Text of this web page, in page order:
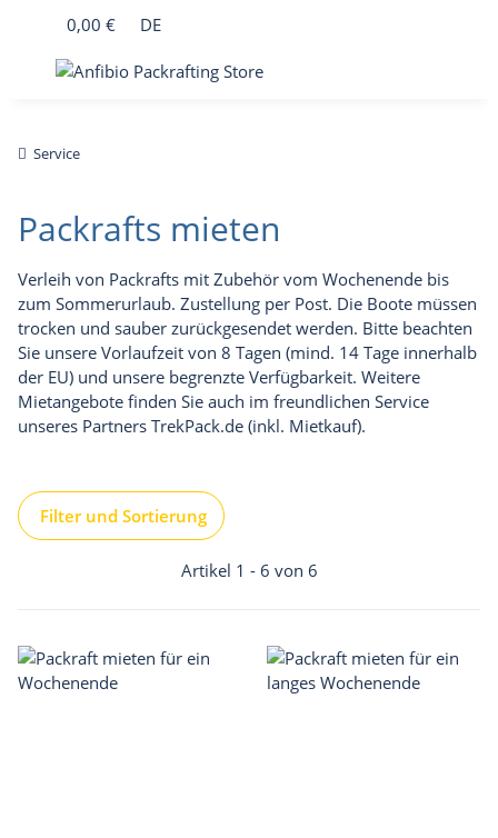
0,00 € DE
Service
Packrafts mieten
Verleih von Packrafts mit Zubehör vom Wochenende bis
zum Sommerurlaub. Zustellung per Post. Die Boote müssen
trocken und sauber zurückgesendet werden. Bitte beachten
Sie unsere Vorlaufzeit von 8 Tagen (mind. 14 Tage innerhalb
der EU) und unsere begrenzte Verfügbarkeit. Weitere
Mietangebote finden Sie auch im freundlichen Service
unseres Partners TrekPack.de (inkl. Mietkauf).
Filter und Sortierung
Artikel 1 - 6 von 6